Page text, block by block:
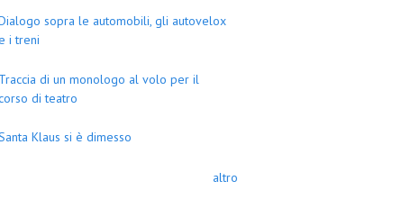
sopra le automobili, gli autovelox
i treni
Traccia di un monologo al volo per il
di teatro
Klaus si è dimesso
altro